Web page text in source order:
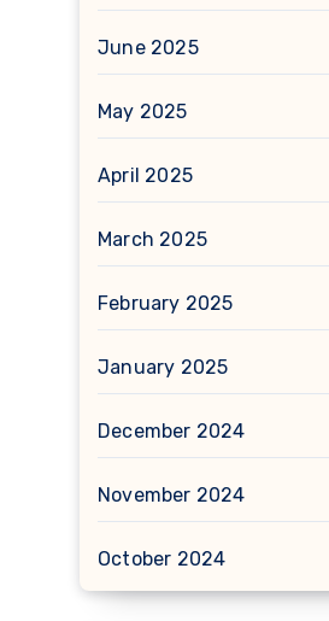
June 2025
May 2025
April 2025
March 2025
February 2025
January 2025
December 2024
November 2024
October 2024